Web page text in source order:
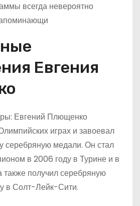
всегда невероятно
Евгения
Евгений Плющенко
играх и завоевал
серебряную медали. Он стал
в 2006 году в Турине и в
также получил серебряную
в Солт-Лейк-Сити.